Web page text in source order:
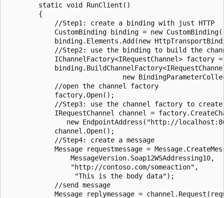
        static void RunClient()
        {
            //Step1: create a binding with just HTTP
CustomBinding binding = new
binding.Elements.Add(new
//Step2: use the binding to build the
            IChannelFactory<IRequestChannel> factory =
new
            //open the channel factory
            factory.Open();
//Step3: use the channel factory to
IRequestChannel channel =
new EndpointAddress("http://
            channel.Open();
            //Step4: create a message
Message requestmessage =
                MessageVersion.Soap12WSAddressing10,
                "http://contoso.com/someaction",
                 "This is the body data");
            //send message
Message replymessage =